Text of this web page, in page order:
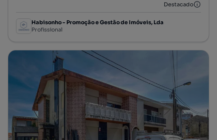
Destacado
Habisonho - Promoção e Gestão de Imóveis, Lda
Profissional